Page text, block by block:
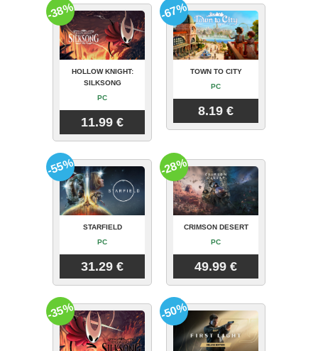
HOLLOW KNIGHT:
SILKSONG
PC
11.99 €
-38%
TOWN TO CITY
PC
8.19 €
-67%
STARFIELD
PC
31.29 €
-55%
CRIMSON DESERT
PC
49.99 €
-28%
-35% -50%